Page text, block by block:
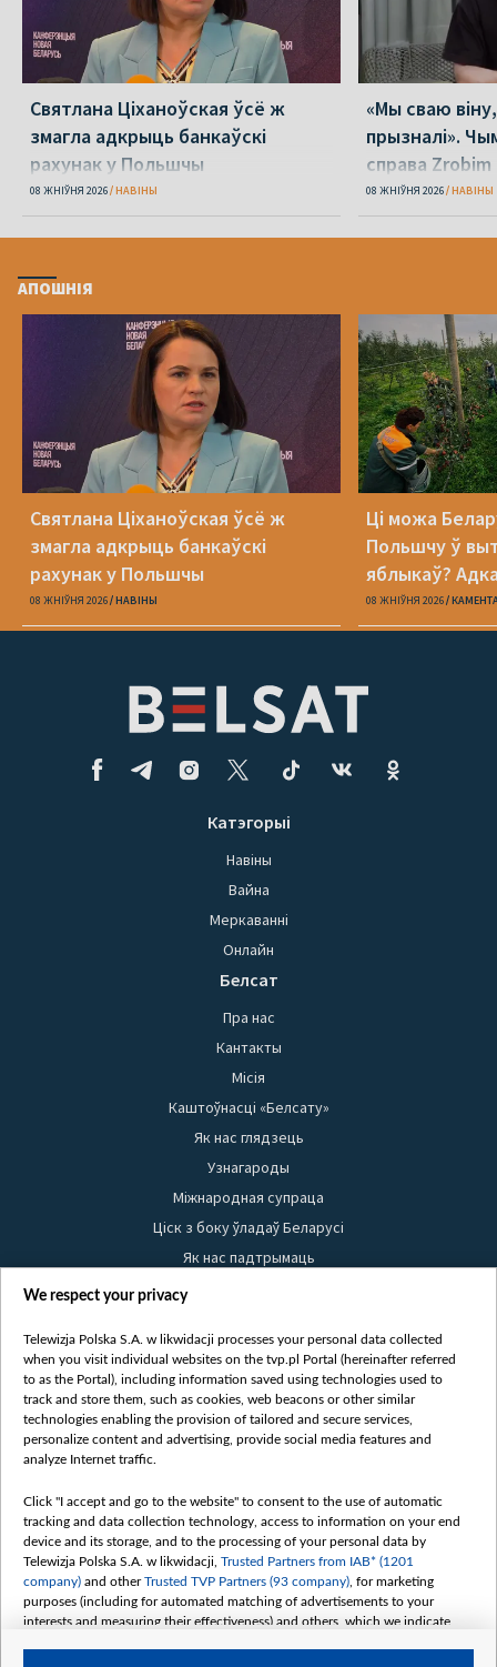
Святлана Ціханоўская ўсё ж
змагла адкрыць банкаўскі
рахунак у Польшчы
08 ЖНІЎНЯ 2026 НАВІНЫ
«Мы сваю
прызналі».
справа
08 ЖНІЎНЯ 2026 НАВІНЫ
АПОШНІЯ
Святлана Ціханоўская ўсё ж
змагла адкрыць банкаўскі
рахунак у Польшчы
08 ЖНІЎНЯ 2026 НАВІНЫ
Ці можа
Польшчу ў
яблыкаў?
08 ЖНІЎНЯ 2026
Катэгорыі
Навіны
Вайна
Меркаванні
Онлайн
Белсат
Пра нас
Кантакты
Місія
Каштоўнасці «Белсату»
Як нас глядзець
Узнагароды
Міжнародная супраца
Ціск з боку ўладаў Беларусі
Як нас падтрымаць
Правілы выкарыстання матэрыялаў
Бяспека
Youtube
Белсат news
Белсат Shorts
Жэстачайшы мульт
Belsat English
Biełsat PL
Белсат Now
Белсат History
Белсат Music
We respect your privacy
Telewizja Polska S.A. w likwidacji processes your personal data collected
when you visit individual websites on the tvp.pl Portal (hereinafter referred
to as the Portal), including information saved using technologies used to
track and store them, such as cookies, web beacons or other similar
technologies enabling the provision of tailored and secure services,
personalize content and advertising, provide social media features and
analyze Internet traffic.
Click "I accept and go to the website" to consent to the use of automatic
tracking and data collection technology, access to information on your end
device and its storage, and to the processing of your personal data by
Telewizja Polska S.A. w likwidacji, Trusted Partners from IAB* (1201
company) and otherTrusted TVP Partners (93 company) , for marketing
purposes (including for automated matching of advertisements to your
interests and measuring their effectiveness) and others, which we indicate